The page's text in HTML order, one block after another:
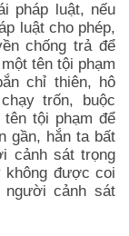
pháp luật, nếu
luật cho phép,
chống trả để
tên tội phạm
chỉ thiên, hô
trốn, buộc
tội phạm để
gần, hắn ta bất
cảnh sát trọng
không được coi
cảnh sát